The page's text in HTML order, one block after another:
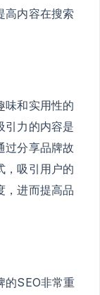
高内容在搜索
味和实用性的
引力的内容是
过分享品牌故
，吸引用户的
，进而提高品
的SEO非常重